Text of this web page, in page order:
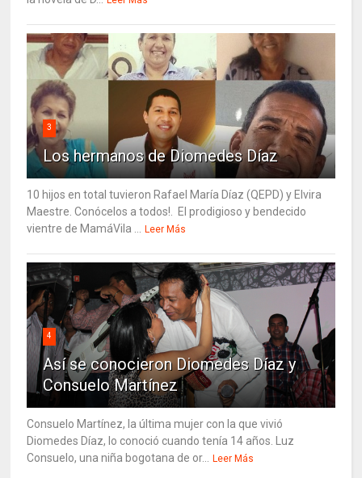
3
Los hermanos de Diomedes Díaz
10 hijos en total tuvieron Rafael María Díaz (QEPD) y Elvira
Maestre. Conócelos a todos!. El prodigioso y bendecido
vientre de MamáVila ... Leer Más
4
Así se conocieron Diomedes Díaz y
Consuelo Martínez
Consuelo Martínez, la última mujer con la que vivió
Diomedes Díaz, lo conoció cuando tenía 14 años. Luz
Consuelo, una niña bogotana de or... Leer Más